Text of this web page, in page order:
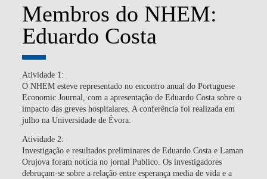
Membros do NHEM:
Eduardo Costa
Atividade 1:
O NHEM esteve representado no encontro anual do Portuguese
Economic Journal, com a apresentação de Eduardo Costa sobre o
impacto das greves hospitalares. A conferência foi realizada em
julho na Universidade de Évora.
Atividade 2:
Investigação e resultados preliminares de Eduardo Costa e Laman
Orujova foram notícia no jornal Publico. Os investigadores
debruçam-se sobre a relação entre esperança media de vida e a